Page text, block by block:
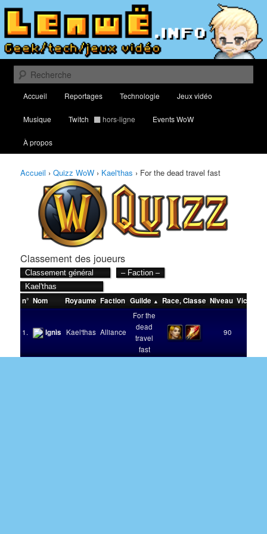
Aller
contenu
principal
Aller
contenu
secondaireLenwë – Culture geek, tech et jeux
vidéo
Classement des meilleurs joueurs au Quizz World of Warcraft
Recherche
principal
Accueil Reportages Technologie Jeux vidéo
Musique Twitch hors-ligne Events WoW
À propos
Accueil › Quizz WoW › Kael'thas › For the dead travel fast
Classement des joueurs
n° Nom Royaume Faction Guilde Race,Classe Niveau Victoires
1. Ignìs Kael'thas Alliance
For the
dead
travel
fast
90